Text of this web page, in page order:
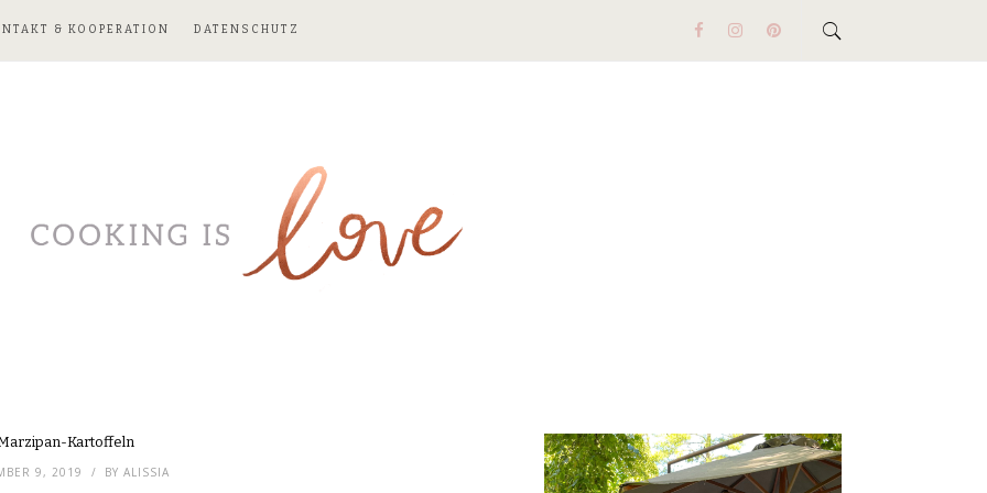
& KOOPERATION DATENSCHUTZ
Kartoffeln
9, 2019 BY ALISSIA